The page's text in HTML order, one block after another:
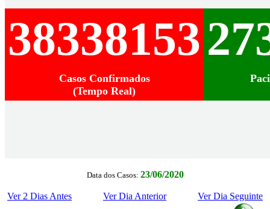
38338153
Casos Confirmados
(Tempo Real)
Data dos Casos: 23/06/2020
Ver 2 Dias Antes Ver Dia Anterior Ver Dia Seguinte